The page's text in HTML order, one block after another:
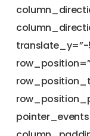
translate_y=”-